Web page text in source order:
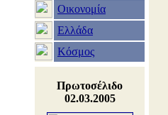
Οικονομία
Ελλάδα
Κόσμος
Πρωτοσέλιδο
02.03.2005